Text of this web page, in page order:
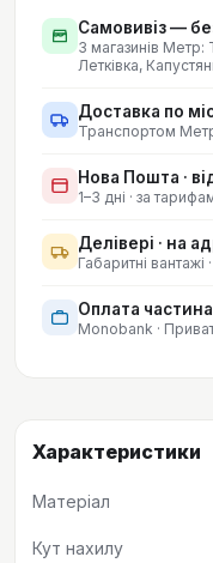
Самовивіз —
З магазинів Метр:
Летківка,
Доставка по
Транспортом
Нова Пошта ·
1–3 дні · за
Делівері · на
Габаритні вантажі
Оплата
Monobank ·
Характеристики
Матеріал
Кут нахилу